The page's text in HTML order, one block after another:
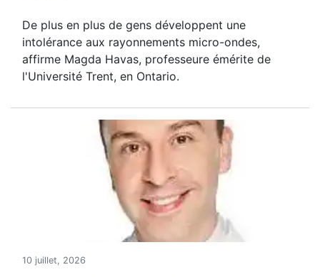
De plus en plus de gens développent une
intolérance aux rayonnements micro-ondes,
affirme Magda Havas, professeure émérite de
l'Université Trent, en Ontario.
10 juillet, 2026